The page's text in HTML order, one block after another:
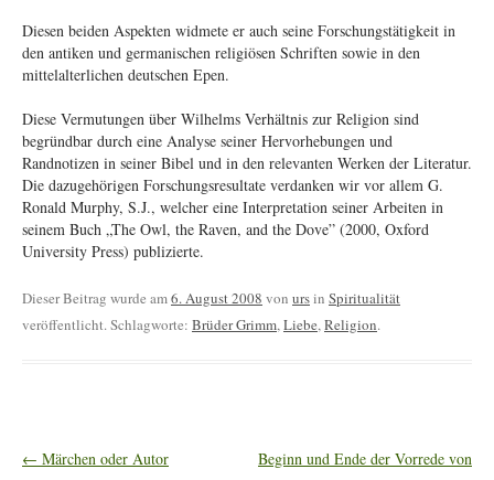
Diesen beiden Aspekten widmete er auch seine Forschungstätigkeit in
den antiken und germanischen religiösen Schriften sowie in den
mittelalterlichen deutschen Epen.
Diese Vermutungen über Wilhelms Verhältnis zur Religion sind
begründbar durch eine Analyse seiner Hervorhebungen und
Randnotizen in seiner Bibel und in den relevanten Werken der Literatur.
Die dazugehörigen Forschungsresultate verdanken wir vor allem G.
Ronald Murphy, S.J., welcher eine Interpretation seiner Arbeiten in
seinem Buch „The Owl, the Raven, and the Dove” (2000, Oxford
University Press) publizierte.
Dieser Beitrag wurde am6. August 2008 von ursin Spiritualität
veröffentlicht. Schlagworte: Brüder Grimm,Liebe,Religion.
Artikel-
← Märchen oder Autor
Beginn und Ende der Vorrede von